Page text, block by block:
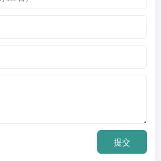
提交